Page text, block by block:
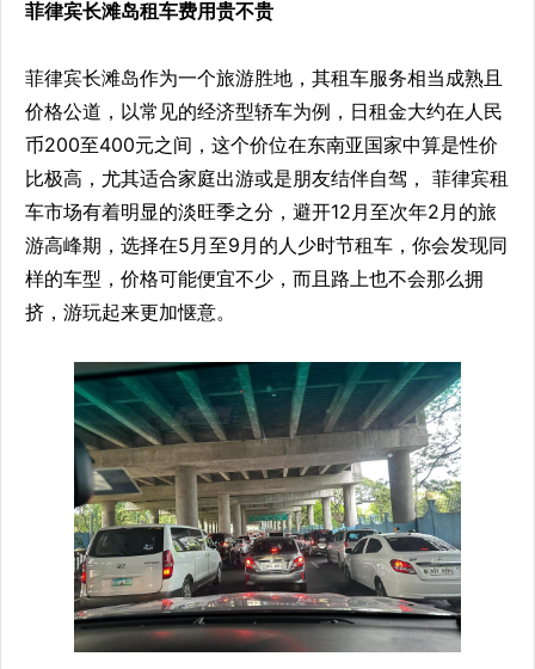
菲律宾长滩岛租车费用贵不贵
菲律宾长滩岛作为一个旅游胜地，其租车服务相当成熟且
价格公道，以常见的经济型轿车为例，日租金大约在人民
币200至400元之间，这个价位在东南亚国家中算是性价
比极高，尤其适合家庭出游或是朋友结伴自驾， 菲律宾租
车市场有着明显的淡旺季之分，避开12月至次年2月的旅
游高峰期，选择在5月至9月的人少时节租车，你会发现同
样的车型，价格可能便宜不少，而且路上也不会那么拥
挤，游玩起来更加惬意。